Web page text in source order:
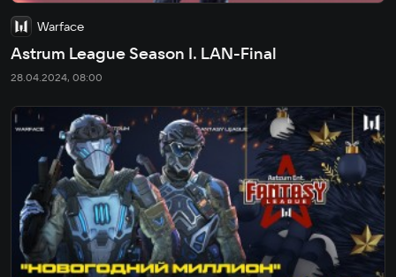
Warface
Astrum League Season I. LAN-Final
28.04.2024, 08:00